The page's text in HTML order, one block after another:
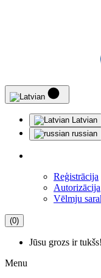
Latvian
russian
Reģistrācija
Autorizācija
Vēlmju
(0)
Jūsu grozs ir tukšs!
Menu